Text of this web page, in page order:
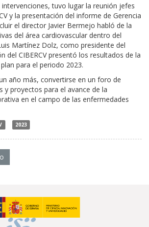
tuvo lugar la reunión jefes
y la presentación del informe de Gerencia
el director Javier Bermejo habló de la
del área cardiovascular dentro del
Martínez Dolz, como presidente del
del CIBERCV presentó los resultados de la
plan para el periodo 2023.
año más, convertirse en un foro de
y proyectos para el avance de la
en el campo de las enfermedades
2023